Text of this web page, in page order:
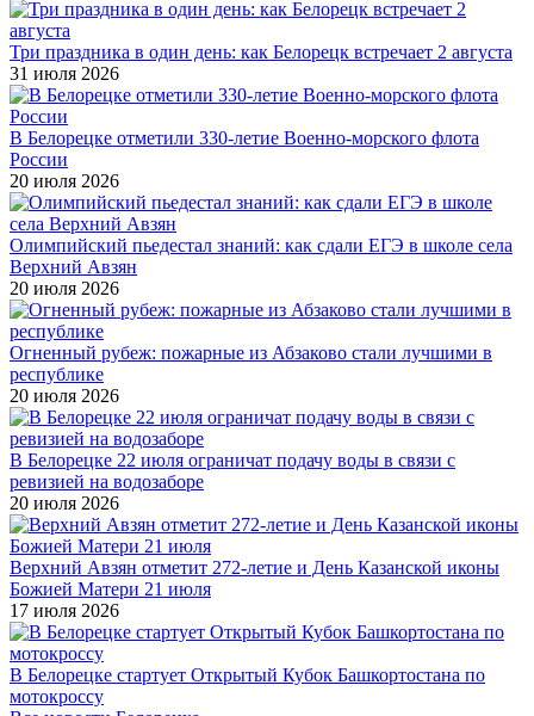
Три праздника в один день: как Белорецк встречает 2 августа
31 июля 2026
В Белорецке отметили 330-летие Военно-морского флота
России
20 июля 2026
Олимпийский пьедестал знаний: как сдали ЕГЭ в школе села
Верхний Авзян
20 июля 2026
Огненный рубеж: пожарные из Абзаково стали лучшими в
республике
20 июля 2026
В Белорецке 22 июля ограничат подачу воды в связи с
ревизией на водозаборе
20 июля 2026
Верхний Авзян отметит 272-летие и День Казанской иконы
Божией Матери 21 июля
17 июля 2026
В Белорецке стартует Открытый Кубок Башкортостана по
мотокроссу